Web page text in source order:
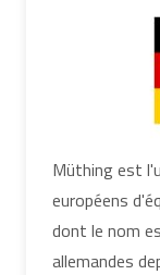
Müthing est
européens
dont le nom
allemandes